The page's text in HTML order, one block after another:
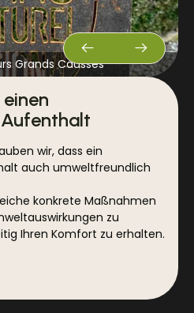
Grands Causses
wir, dass ein
auch umweltfreundlich
konkrete Maßnahmen
zu
Ihren Komfort zu erhalten.